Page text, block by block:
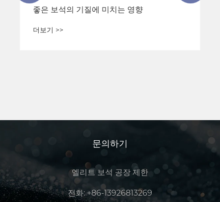
좋은 보석의 기질에 미치는 영향
더보기 >>
문의하기
엘리트 보석 공장 제한
전화:+86-13926813269